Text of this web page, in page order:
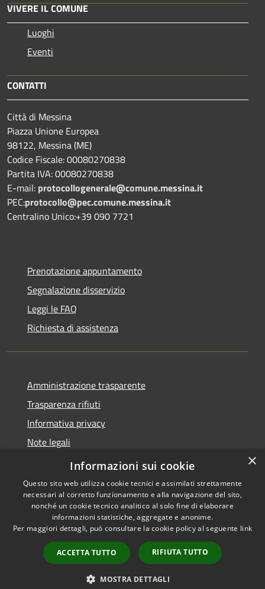
VIVERE IL COMUNE
Luoghi
Eventi
CONTATTI
Città di Messina
Piazza Unione Europea
98122, Messina (ME)
Codice Fiscale: 00080270838
Partita IVA: 00080270838
E-mail: protocollogenerale@comune.messina.it
PEC:protocollo@pec.comune.messina.it
Centralino Unico:+39 090 7721
Prenotazione appuntamento
Segnalazione disservizio
Leggi le FAQ
Richiesta di assistenza
Amministrazione trasparente
Trasparenza rifiuti
Informativa privacy
Note legali
Dichiarazione di accessibilità
Accessibilità
Copyright © 2026 • Città di
Messina • Powered by
Municipium•
Accesso
redazione
×
Informazioni sui cookie
Questo sito web utilizza cookie tecnici e assimilati strettamente
necessari al corretto funzionamento e alla navigazione del sito,
nonché un cookie tecnico analitico al solo fine di elaborare
informazioni statistiche, aggregate e anonime.
Per maggiori dettagli, può consultare la cookie policy al seguente link
ACCETTA TUTTO RIFIUTA TUTTO
MOSTRA DETTAGLI